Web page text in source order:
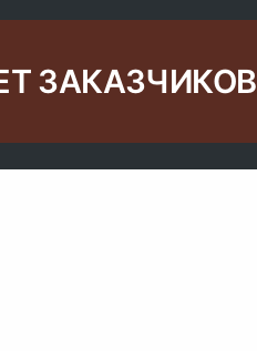
ЗАКАЗЧИКОВ